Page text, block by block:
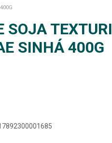
SOJA
SINHÁ 400G